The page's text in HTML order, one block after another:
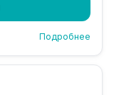
Подробнее